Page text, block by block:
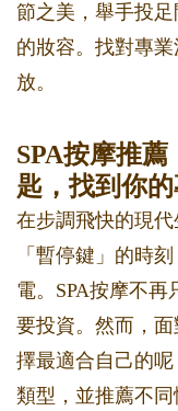
節之美，舉手投
的妝容。找對專
放。
SPA按摩推
匙，找到你
在步調飛快的現
「暫停鍵」的時
電。SPA按摩不
要投資。然而，
擇最適合自己的
類型，並推薦不